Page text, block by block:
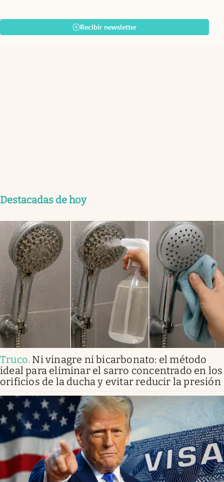
Recibir newsletter
Destacadas de hoy
Truco. Ni vinagre ni bicarbonato: el método
ideal para eliminar el sarro concentrado en los
orificios de la ducha y evitar reducir la presión